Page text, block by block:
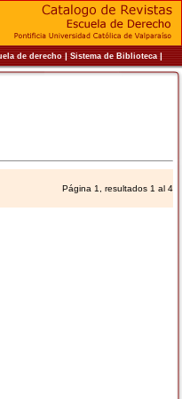
de derecho|Sistema de Biblioteca|
Página 1, resultados 1 al 4